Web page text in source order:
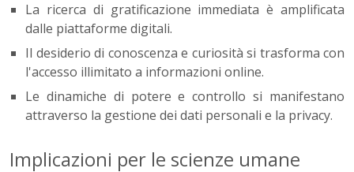
La ricerca di gratificazione immediata è amplificata
dalle piattaforme digitali.
Il desiderio di conoscenza e curiosità si trasforma con
l'accesso illimitato a informazioni online.
Le dinamiche di potere e controllo si manifestano
attraverso la gestione dei dati personali e la privacy.
Implicazioni per le scienze umane